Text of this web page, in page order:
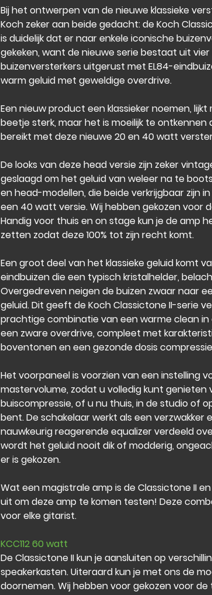
Bij het ontwerpen van de nieuwe klassieke
Koch zeker aan beide gedacht: de Koch
is duidelijk dat er naar enkele iconische
gekeken, want de nieuwe serie bestaat uit vier
buizenversterkers uitgerust met EL84-
warm geluid met geweldige overdrive.
Een nieuw product een klassieker noemen, lijkt
beetje sterk, maar het is moeilijk te ontkennen
bereikt met deze nieuwe 20 en 40 watt
De looks van deze head versie zijn zeker
geslaagd om het geluid van weleer na te
en head-modellen, die beide verkrijgbaar zijn
een 40 watt versie. Wij hebben gekozen voor
Handig voor thuis en on stage kun je de amp
zetten zodat deze 100% tot zijn recht komt.
Een groot deel van het klassieke geluid komt
eindbuizen die een typisch kristalhelder,
Overgedreven neigen de buizen zwaar naar
geluid. Dit geeft de Koch Classictone II-serie
prachtige combinatie van een warme clean
een zware overdrive, compleet met
boventonen en een gezonde dosis
Het voorpaneel is voorzien van een instelling
mastervolume, zodat u volledig kunt genieten
buiscompressie, of u nu thuis, in de studio of
bent. De schakelaar werkt als een verzwakker
nauwkeurig reagerende equalizer verdeeld
wordt het geluid nooit dik of modderig,
er is gekozen.
Wat een magistrale amp is de Classictone II
uit om deze amp te komen testen! Deze
voor elke gitarist.
KCC112 60 watt
De Classictone II kun je aansluiten op
speakerkasten. Uiteraard kun je met ons de
doornemen. Wij hebben voor gekozen voor de